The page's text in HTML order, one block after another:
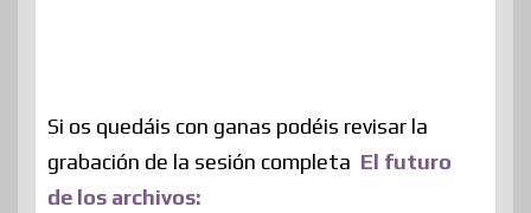
Si os quedáis con ganas podéis revisar la
grabación de la sesión completa El futuro
de los archivos: